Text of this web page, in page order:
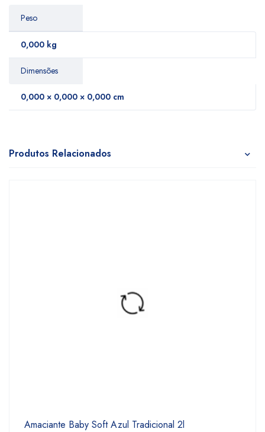
Peso
0,000 kg
Dimensões
0,000 × 0,000 × 0,000 cm
Produtos Relacionados
Amaciante Baby Soft Azul Tradicional 2l